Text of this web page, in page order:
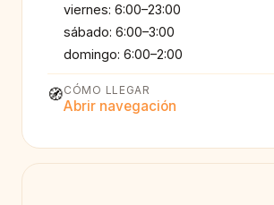
viernes: 6:00–23:00
sábado: 6:00–3:00
domingo: 6:00–2:00
🧭CÓMO LLEGAR
Abrir navegación